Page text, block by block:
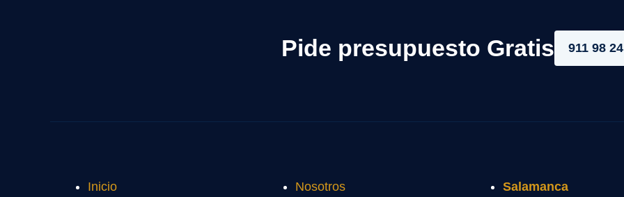
Pide presupuesto Gratis 911 98
Inicio
Nosotros
Salamanca